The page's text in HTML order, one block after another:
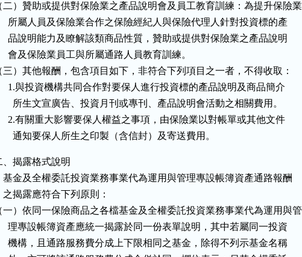
二）贊助或提供對保險業之產品說明會及員工教育訓練：為提升保險業
所屬人員及保險業合作之保險經紀人與保險代理人針對投資標的產
品說明能力及瞭解該類商品性質，贊助或提供對保險業之產品說明
會及保險業員工與所屬通路人員教育訓練。
三）其他報酬，包含項目如下，非符合下列項目之一者，不得收取：
1.與投資機構共同合作對要保人進行投資標的產品說明及商品簡介
所生文宣廣告、投資月刊或專刊、產品說明會活動之相關費用。
2.有關重大影響要保人權益之事項，由保險業以對帳單或其他文件
通知要保人所生之印製（含信封）及寄送費用。
、揭露格式說明
基金及全權委託投資業務事業代為運用與管理專設帳簿資產通路報酬
之揭露應符合下列原則：
一）依同一保險商品之各檔基金及全權委託投資業務事業代為運用與管
理專設帳簿資產應統一揭露於同一份表單說明，其中若屬同一投資
機構，且通路服務費分成上下限相同之基金，除得不列示基金名稱